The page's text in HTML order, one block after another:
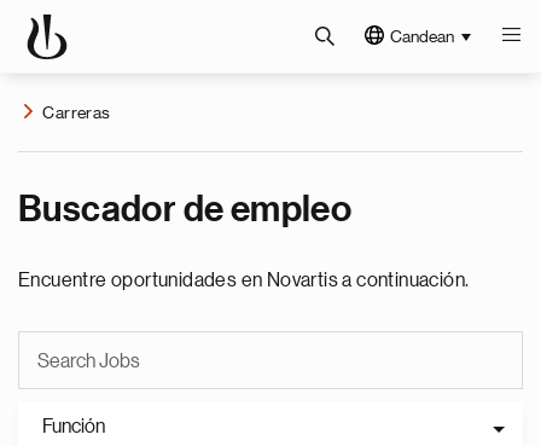
Candean
Carreras
Buscador de empleo
Encuentre oportunidades en Novartis a continuación.
Función